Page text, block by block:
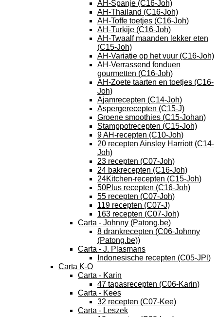
AH-Spanje (C16-Joh)
AH-Thailand (C16-Joh)
AH-Toffe toetjes (C16-Joh)
AH-Turkije (C16-Joh)
AH-Twaalf maanden lekker eten
(C15-Joh)
AH-Variatie op het vuur (C16-Joh)
AH-Verrassend fonduen
gourmetten (C16-Joh)
AH-Zoete taarten en toetjes (C16-
Joh)
Ajamrecepten (C14-Joh)
Aspergerecepten (C15-J)
Groene smoothies (C15-Johan)
Stamppotrecepten (C15-Joh)
9 AH-recepten (C10-Joh)
20 recepten Ainsley Harriott (C14-
Joh)
23 recepten (C07-Joh)
24 bakrecepten (C16-Joh)
24Kitchen-recepten (C15-Joh)
50Plus recepten (C16-Joh)
55 recepten (C07-Joh)
119 recepten (C07-J)
163 recepten (C07-Joh)
Carta - Johnny (Patong.be)
8 drankrecepten (C06-Johnny
(Patong.be))
Carta - J. Plasmans
Indonesische recepten (C05-JPl)
Carta K-O
Carta - Karin
47 tapasrecepten (C06-Karin)
Carta - Kees
32 recepten (C07-Kee)
Carta - Leszek